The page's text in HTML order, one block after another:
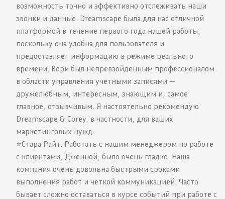
возможность точно и эффективно отслеживать наши
звонки и данные. Dreamscape была для нас отличной
платформой в течение первого года нашей работы,
поскольку она удобна для пользователя и
предоставляет информацию в режиме реального
времени. Кори был непревзойденным профессионалом
в области управления учетными записями —
дружелюбным, интересным, знающим и, самое
главное, отзывчивым. Я настоятельно рекомендую
Dreamscape & Corey, в частности, для ваших
маркетинговых нужд.
⭐️Стара Райт: Работать с нашим менеджером по работе
с клиентами, Дженной, было очень гладко. Наша
компания очень довольна быстрыми сроками
выполнения работ и четкой коммуникацией. Часто
бывает сложно оставаться в курсе событий при работе с